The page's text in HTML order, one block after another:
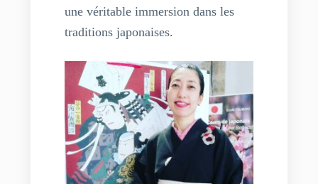
une véritable immersion dans les
traditions japonaises.